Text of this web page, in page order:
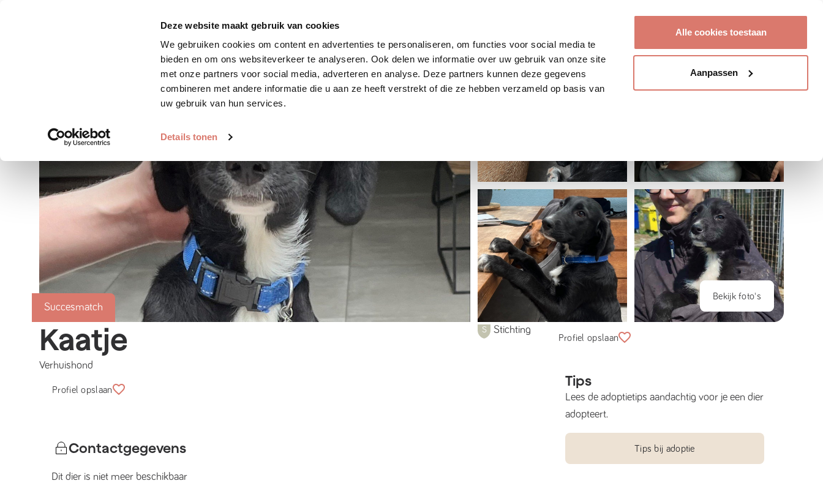
Deze website maakt gebruik van cookies
We gebruiken cookies om content en advertenties te personaliseren, om functies voor social media te
bieden en om ons websiteverkeer te analyseren. Ook delen we informatie over uw gebruik van onze site
met onze partners voor social media, adverteren en analyse. Deze partners kunnen deze gegevens
combineren met andere informatie die u aan ze heeft verstrekt of die ze hebben verzameld op basis van
uw gebruik van hun services.
Details tonen
Alle cookies toestaan
Aanpassen
Zoek huisdier Plaats huisdier Hoe werkt het?
Succesmatch
Bekijk foto's
Kaatje
Verhuishond
Stichting
Profiel opslaan
Contactgegevens
Dit dier is niet meer beschikbaar
Profiel opslaan
Tips
Lees de adoptietips aandachtig voor je een dier
adopteert.
Tips bij adoptie